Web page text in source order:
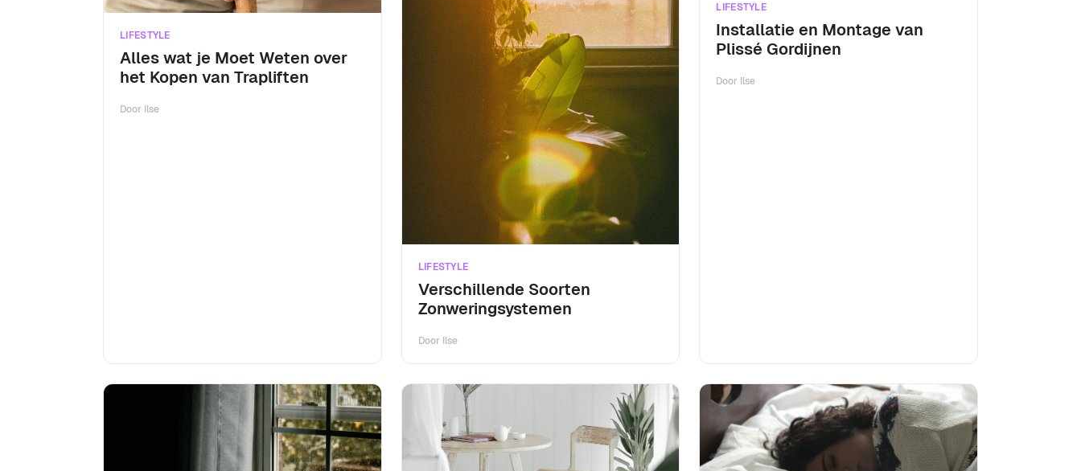
LIFESTYLE
Alles wat je Moet Weten over
het Kopen van Trapliften
Door Ilse
LIFESTYLE
Verschillende Soorten
Zonweringsystemen
Door Ilse
LIFESTYLE
Installatie en Montage van
Plissé Gordijnen
Door Ilse